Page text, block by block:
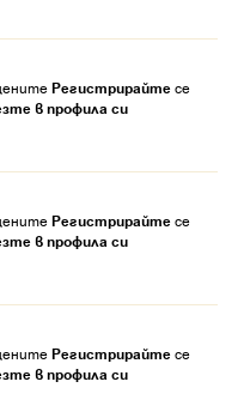
Регистрирайтесе
в профила си
Регистрирайтесе
в профила си
Регистрирайтесе
в профила си